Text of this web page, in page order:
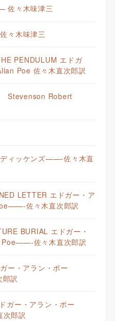
佐々木味津三
々木味津三
PENDULUM エドガ
Poe 佐々木直次郎訳
Stevenson Robert
ィッケンズ——-佐々木直
LETTER エドガー・ア
佐々木直次郎訳
BURIAL エドガー・
佐々木直次郎訳
ー・アラン・ポー
訳
ガー・アラン・ポー
郎訳